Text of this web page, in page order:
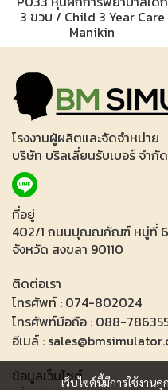
3 ขวบ / Child 3 Year Care
Manikin
เว็บไซต์นี้มีการใช้งาน
โรงงานผู้ผลิตและจัดจำหน่าย
บริษัท บริลเลี่ยนรับเบอร์ จำกัด
ที่อยู่
402/1 ถนนปุณณกัณฑ์ หมู่ที่ 6
จังหวัด สงขลา 90110
ติดต่อเรา
โทรศัพท์ : 074-802024
โทรศัพท์มือถือ : 088-
อีเมล์ :
ข้อมูลเว็บไซต์